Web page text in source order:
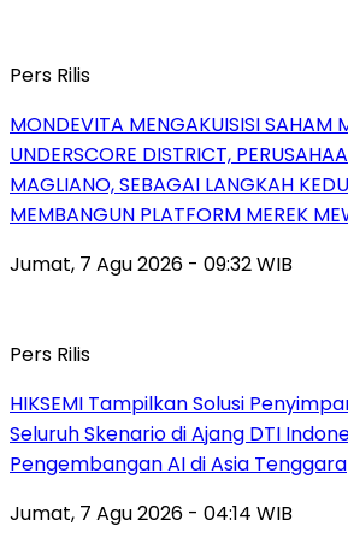
Pers Rilis
MONDEVITA MENGAKUISISI SAHAM
UNDERSCORE DISTRICT,
MAGLIANO, SEBAGAI LANGKAH
MEMBANGUN PLATFORM MEREK
Jumat, 7 Agu 2026 - 09:32 WIB
Pers Rilis
HIKSEMI Tampilkan Solusi
Seluruh Skenario di Ajang DTI
Pengembangan AI di Asia Tenggara
Jumat, 7 Agu 2026 - 04:14 WIB